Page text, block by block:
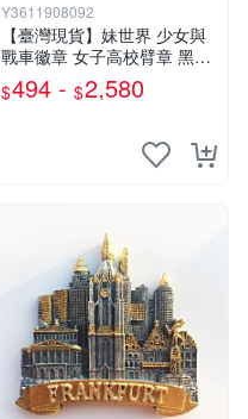
Y3611908092
【臺灣現貨】妹世界 少女與
戰車徽章 女子高校臂章 黑森
峰 大洗 繼續 魔鬼氈章T12
$494 - $2,580